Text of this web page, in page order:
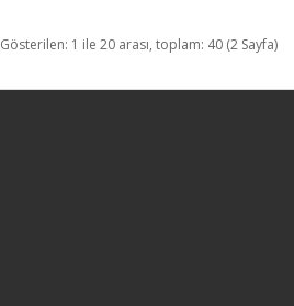
Gösterilen: 1 ile 20 arası, toplam: 40 (2 Sayfa)